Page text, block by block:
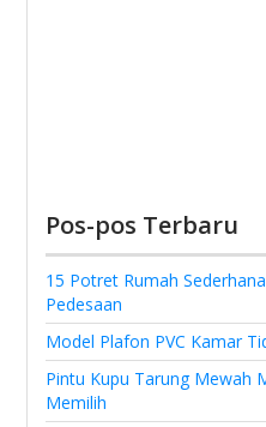
Pos-pos Terbaru
15 Potret Rumah
Pedesaan
Model Plafon PVC Kamar
Pintu Kupu Tarung Mewah
Memilih